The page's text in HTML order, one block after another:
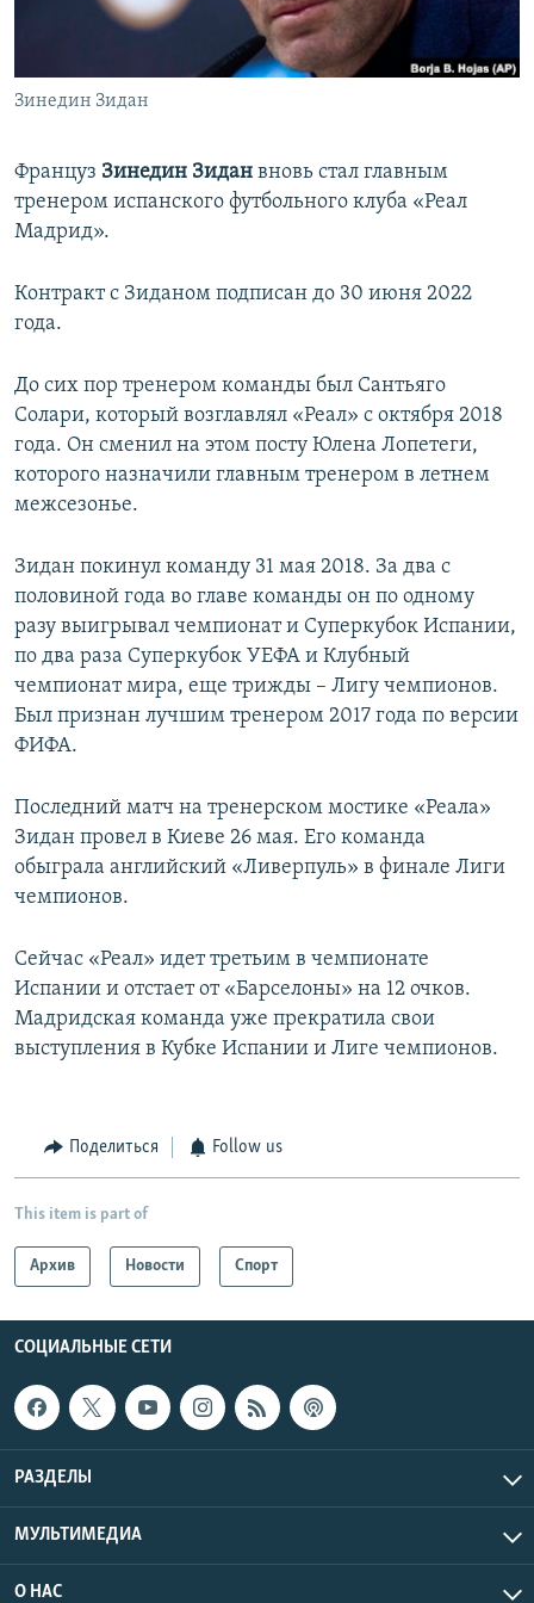
English
Все сайты Радио Азатутюн
Зинедин Зидан
Француз Зинедин Зидан вновь стал главным
тренером испанского футбольного клуба «Реал
Мадрид».
Контракт с Зиданом подписан до 30 июня 2022
года.
До сих пор тренером команды был Сантьяго
Солари, который возглавлял «Реал» с октября 2018
года. Он сменил на этом посту Юлена Лопетеги,
которого назначили главным тренером в летнем
межсезонье.
Зидан покинул команду 31 мая 2018. За два с
половиной года во главе команды он по одному
разу выигрывал чемпионат и Суперкубок Испании,
по два раза Суперкубок УЕФА и Клубный
чемпионат мира, еще трижды – Лигу чемпионов.
Был признан лучшим тренером 2017 года по версии
ФИФА.
Последний матч на тренерском мостике «Реала»
Зидан провел в Киеве 26 мая. Его команда
обыграла английский «Ливерпуль» в финале Лиги
чемпионов.
Сейчас «Реал» идет третьим в чемпионате
Испании и отстает от «Барселоны» на 12 очков.
Мадридская команда уже прекратила свои
выступления в Кубке Испании и Лиге чемпионов.
Поделиться Follow us
This item is part of
Архив Новости Спорт
СОЦИАЛЬНЫЕ СЕТИ
РАЗДЕЛЫ
МУЛЬТИМЕДИА
О НАС